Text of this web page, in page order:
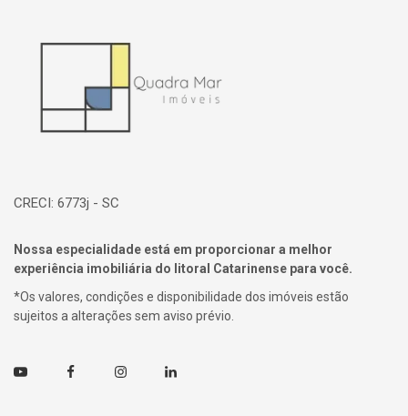
CRECI: 6773j - SC
Nossa especialidade está em proporcionar a melhor
experiência imobiliária do litoral Catarinense para você.
*Os valores, condições e disponibilidade dos imóveis estão
sujeitos a alterações sem aviso prévio.
Youtube FacebookInstagramLinkedin